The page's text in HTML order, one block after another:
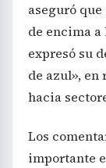
aseguró
de encima
expresó su
de azul»,
hacia
Los
importante